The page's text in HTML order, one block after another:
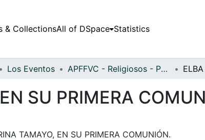
& CollectionsAll of DSpace Statistics
Los Eventos APFFVC - Religiosos - Patrimonial
SU PRIMERA
TAMAYO, EN SU PRIMERA COMUNIÓN.